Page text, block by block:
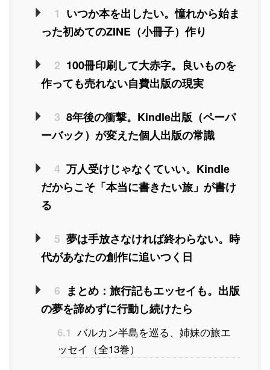
1 いつか本を出したい。憧れから始ま
った初めてのZINE（小冊子）作り
2 100冊印刷して大赤字。良いものを
作っても売れない自費出版の現実
3 8年後の衝撃。Kindle出版（ペーパ
ーバック）が変えた個人出版の常識
4 万人受けじゃなくていい。Kindle
だからこそ「本当に書きたい旅」が書け
る
5 夢は手放さなければ終わらない。時
代があなたの創作に追いつく日
6 まとめ：旅行記もエッセイも。出版
の夢を諦めずに行動し続けたら
6.1 バルカン半島を巡る、姉妹の旅エ
ッセイ（全13巻）